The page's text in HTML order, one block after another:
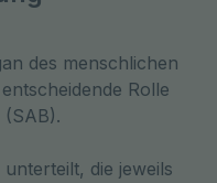
des menschlichen
Rolle
die jeweils